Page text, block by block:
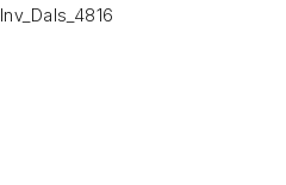
Inv_Dals_4816